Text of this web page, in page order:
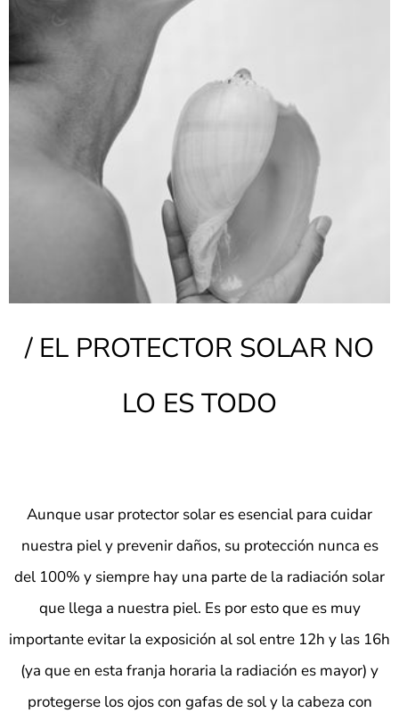
/ EL PROTECTOR SOLAR NO
LO ES TODO
Aunque usar protector solar es esencial para cuidar
nuestra piel y prevenir daños, su protección nunca es
del 100% y siempre hay una parte de la radiación solar
que llega a nuestra piel. Es por esto que es muy
importante evitar la exposición al sol entre 12h y las 16h
(ya que en esta franja horaria la radiación es mayor) y
protegerse los ojos con gafas de sol y la cabeza con